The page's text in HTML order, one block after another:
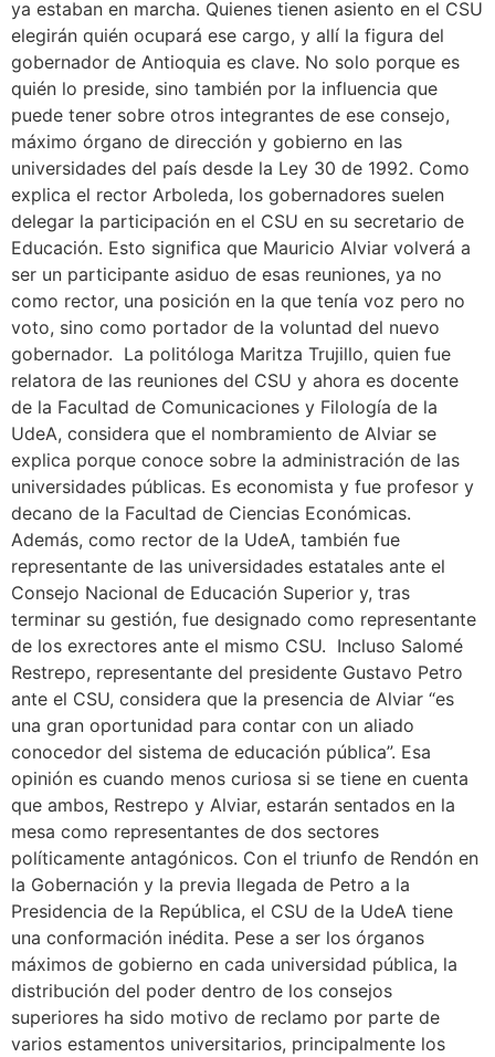
ya estaban en marcha. Quienes tienen asiento en el CSU
elegirán quién ocupará ese cargo, y allí la figura del
gobernador de Antioquia es clave. No solo porque es
quién lo preside, sino también por la influencia que
puede tener sobre otros integrantes de ese consejo,
máximo órgano de dirección y gobierno en las
universidades del país desde la Ley 30 de 1992. Como
explica el rector Arboleda, los gobernadores suelen
delegar la participación en el CSU en su secretario de
Educación. Esto significa que Mauricio Alviar volverá a
ser un participante asiduo de esas reuniones, ya no
como rector, una posición en la que tenía voz pero no
voto, sino como portador de la voluntad del nuevo
gobernador. La politóloga Maritza Trujillo, quien fue
relatora de las reuniones del CSU y ahora es docente
de la Facultad de Comunicaciones y Filología de la
UdeA, considera que el nombramiento de Alviar se
explica porque conoce sobre la administración de las
universidades públicas. Es economista y fue profesor y
decano de la Facultad de Ciencias Económicas.
Además, como rector de la UdeA, también fue
representante de las universidades estatales ante el
Consejo Nacional de Educación Superior y, tras
terminar su gestión, fue designado como representante
de los exrectores ante el mismo CSU. Incluso Salomé
Restrepo, representante del presidente Gustavo Petro
ante el CSU, considera que la presencia de Alviar “es
una gran oportunidad para contar con un aliado
conocedor del sistema de educación pública”. Esa
opinión es cuando menos curiosa si se tiene en cuenta
que ambos, Restrepo y Alviar, estarán sentados en la
mesa como representantes de dos sectores
políticamente antagónicos. Con el triunfo de Rendón en
la Gobernación y la previa llegada de Petro a la
Presidencia de la República, el CSU de la UdeA tiene
una conformación inédita. Pese a ser los órganos
máximos de gobierno en cada universidad pública, la
distribución del poder dentro de los consejos
superiores ha sido motivo de reclamo por parte de
varios estamentos universitarios, principalmente los